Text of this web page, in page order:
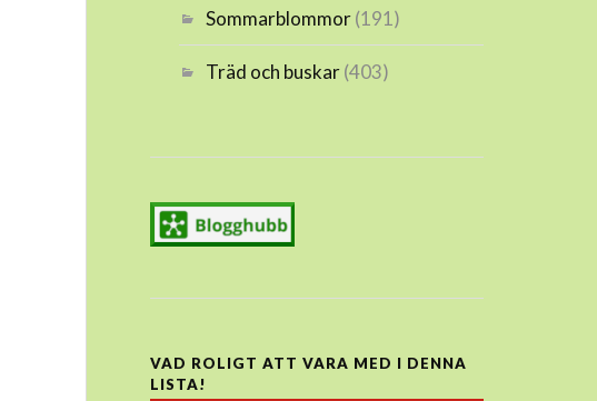
Sommarblommor(191)
Träd och buskar(403)
VAD ROLIGT ATT VARA MED I DENNA
LISTA!